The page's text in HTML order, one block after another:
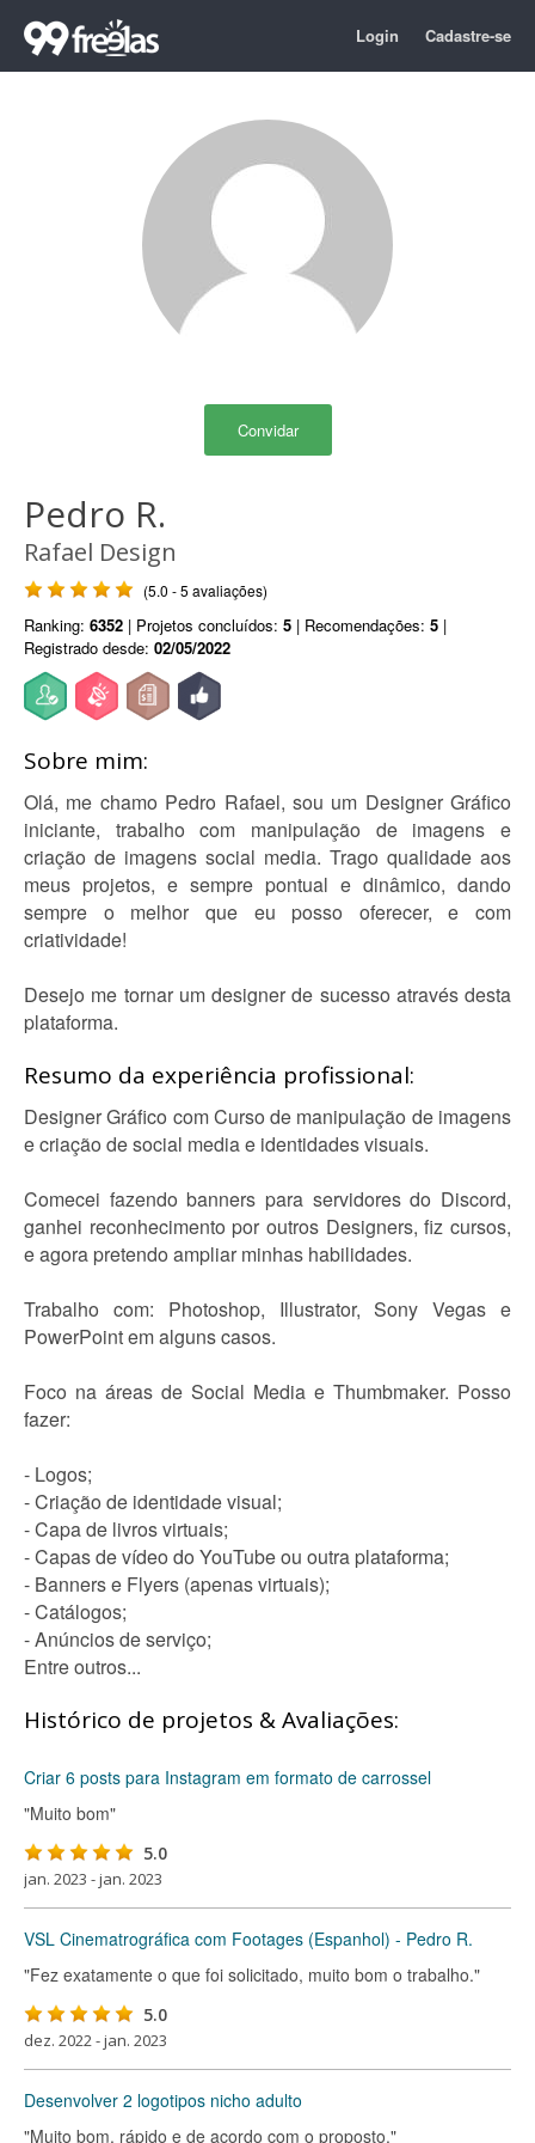
Login Cadastre-se
Convidar
Pedro R.
Rafael Design
(5.0 - 5 avaliações)
Ranking: 6352 | Projetos concluídos: 5 | Recomendações: 5 |
Registrado desde: 02/05/2022
Sobre mim:
Olá, me chamo Pedro Rafael, sou um Designer Gráfico
iniciante, trabalho com manipulação de imagens e
criação de imagens social media. Trago qualidade aos
meus projetos, e sempre pontual e dinâmico, dando
sempre o melhor que eu posso oferecer, e com
criatividade!
Desejo me tornar um designer de sucesso através desta
plataforma.
Resumo da experiência profissional:
Designer Gráfico com Curso de manipulação de imagens
e criação de social media e identidades visuais.
Comecei fazendo banners para servidores do Discord,
ganhei reconhecimento por outros Designers, fiz cursos,
e agora pretendo ampliar minhas habilidades.
Trabalho com: Photoshop, Illustrator, Sony Vegas e
PowerPoint em alguns casos.
Foco na áreas de Social Media e Thumbmaker. Posso
fazer:
- Logos;
- Criação de identidade visual;
- Capa de livros virtuais;
- Capas de vídeo do YouTube ou outra plataforma;
- Banners e Flyers (apenas virtuais);
- Catálogos;
- Anúncios de serviço;
Entre outros...
Histórico de projetos & Avaliações:
Criar 6 posts para Instagram em formato de carrossel
"Muito bom"
5.0
jan. 2023 - jan. 2023
VSL Cinematrográfica com Footages (Espanhol) - Pedro R.
"Fez exatamente o que foi solicitado, muito bom o trabalho."
5.0
dez. 2022 - jan. 2023
Desenvolver 2 logotipos nicho adulto
"Muito bom, rápido e de acordo com o proposto."